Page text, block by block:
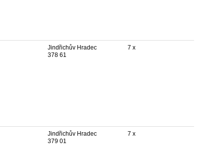
Jindřichův Hradec
378 61
7 x
Jindřichův Hradec
379 01
7 x